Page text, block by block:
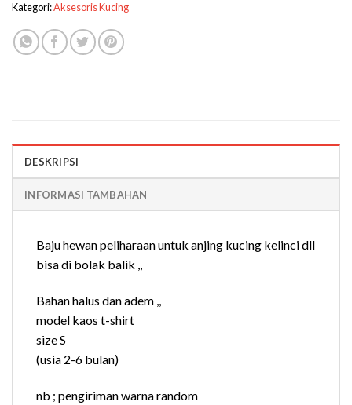
Kategori:Aksesoris Kucing
DESKRIPSI
INFORMASI TAMBAHAN
Baju hewan peliharaan untuk anjing kucing kelinci dll
bisa di bolak balik ,,
Bahan halus dan adem ,,
model kaos t-shirt
size S
(usia 2-6 bulan)
nb ; pengiriman warna random